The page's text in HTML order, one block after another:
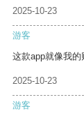
2025-10-23
游客
这款app就像我的
2025-10-23
游客